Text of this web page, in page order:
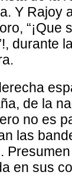
Y Rajoy
“¡Que
durante
de la
no es
las
en sus